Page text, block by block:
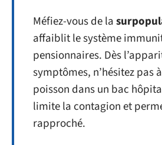
Méfiez-vous de la
affaiblit le système
pensionnaires. Dès
symptômes, n’hésitez pas
poisson dans un bac
limite la contagion et
rapproché.